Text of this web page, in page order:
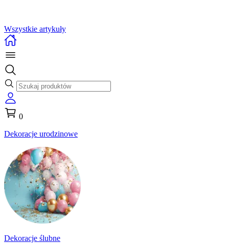
Wszystkie artykuły
0
Dekoracje urodzinowe
Dekoracje ślubne